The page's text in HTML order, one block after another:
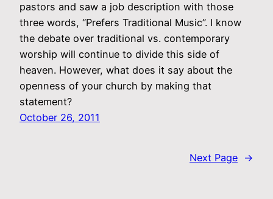
pastors and saw a job description with those
three words, “Prefers Traditional Music”. I know
the debate over traditional vs. contemporary
worship will continue to divide this side of
heaven. However, what does it say about the
openness of your church by making that
statement?
October 26, 2011
Next Page →